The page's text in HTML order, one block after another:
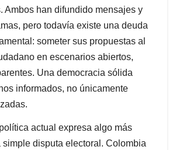
Ambos han difundido mensajes y
pero todavía existe una deuda
someter sus propuestas al
en escenarios abiertos,
Una democracia sólida
informados, no únicamente
actual expresa algo más
simple disputa electoral. Colombia